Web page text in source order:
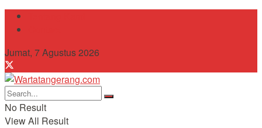
Jumat, 7 Agustus 2026
No Result
View All Result